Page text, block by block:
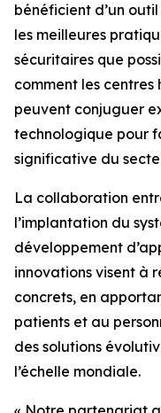
bénéficient d’un
les meilleures
sécuritaires que
comment les
peuvent conjuguer
technologique pour
significative du
La collaboration
l’implantation du
développement
innovations visent à
concrets, en
patients et au
des solutions
l’échelle mondiale.